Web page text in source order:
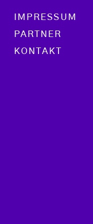
Footer menu
IMPRESSUM
PARTNER
KONTAKT